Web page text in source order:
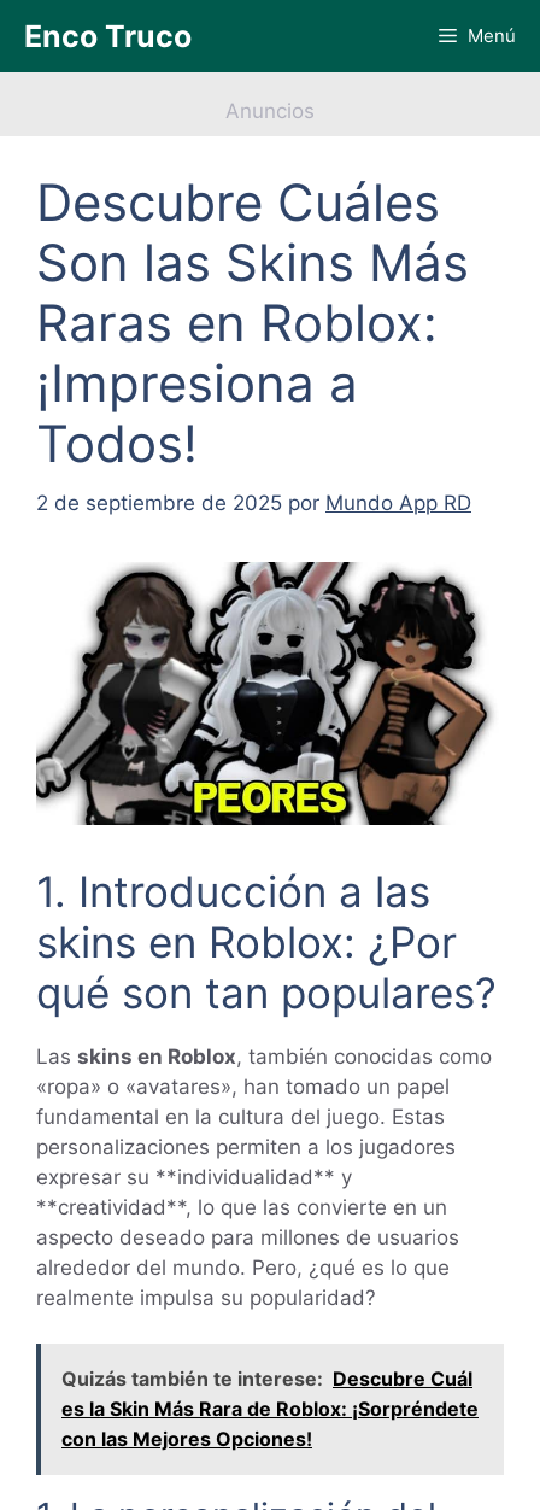
contenido
Enco Truco Menú
Anuncios
Descubre Cuáles
Son las Skins Más
Raras en Roblox:
¡Impresiona a
Todos!
2 de septiembre de 2025 por Mundo App RD
1. Introducción a las
skins en Roblox: ¿Por
qué son tan populares?
Las skins en Roblox, también conocidas como
«ropa» o «avatares», han tomado un papel
fundamental en la cultura del juego. Estas
personalizaciones permiten a los jugadores
expresar su **individualidad** y
**creatividad**, lo que las convierte en un
aspecto deseado para millones de usuarios
alrededor del mundo. Pero, ¿qué es lo que
realmente impulsa su popularidad?
Quizás también te interese: Descubre Cuál
es la Skin Más Rara de Roblox: ¡Sorpréndete
con las Mejores Opciones!